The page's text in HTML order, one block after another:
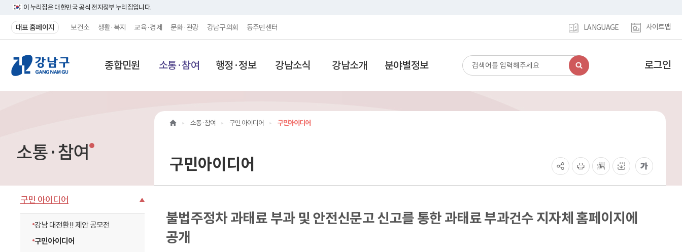
이 누리집은 대한민국 공식 전자정부 누리집입니다.
대표 홈페이지 보건소 생활·복지 교육·경제 문화·관광 강남구의회 동주민센터 LANGUAGE 사이트맵
강
남
페
이
지
메
종합민원 소통·참여 행정·정보 강남소식 강남소개 분야별정보
검
색
동
로그인
소통·참여
구민 아이디어
강남 대전환!! 제안 공모전
구민아이디어
소통·참여 구민 아이디어 구민아이디어
구민아이디어
불법주정차 과태료 부과 및 안전신문고 신고를 통한 과태료 부과건수 지자체 홈페이지에
공개